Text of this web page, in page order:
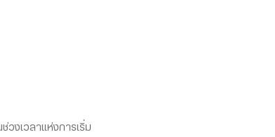
วงเวลาแห่งการเริ่ม